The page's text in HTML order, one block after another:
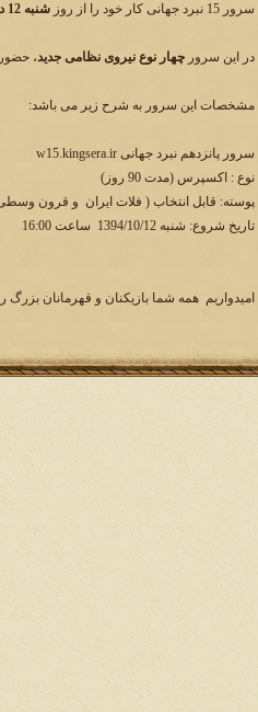
سرور 15 نبرد جهانی کار خود را از روز شنبه 12 دی ماه 1394
در این سرورچهار نوع نیروی نظامی جدید،
مشخصات این سرور به شرح زیر می باشد:
سرور پانزدهم نبرد جهانی w15.kingsera.ir
نوع : اکسپرس (مدت 90 روز)
پوسته: قابل انتخاب ( فلات ایران و قرون
تاریخ شروع: شنبه 1394/10/12 ساعت 16:00
امیدواریم همه شما بازیکنان و قهرمانان